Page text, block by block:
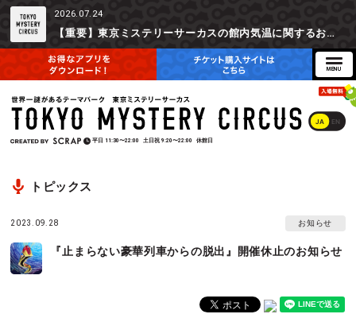
2026.07.24
【重要】東京ミステリーサーカスの館内気温に関するお詫びとご参加辞退時の返金対応について
JA EN
平日 11:30〜22:00 土日祝 9:20〜22:00 休館日
トピックス
2023.09.28 お知らせ
『止まらない豪華列車からの脱出』開催休止のお知らせ